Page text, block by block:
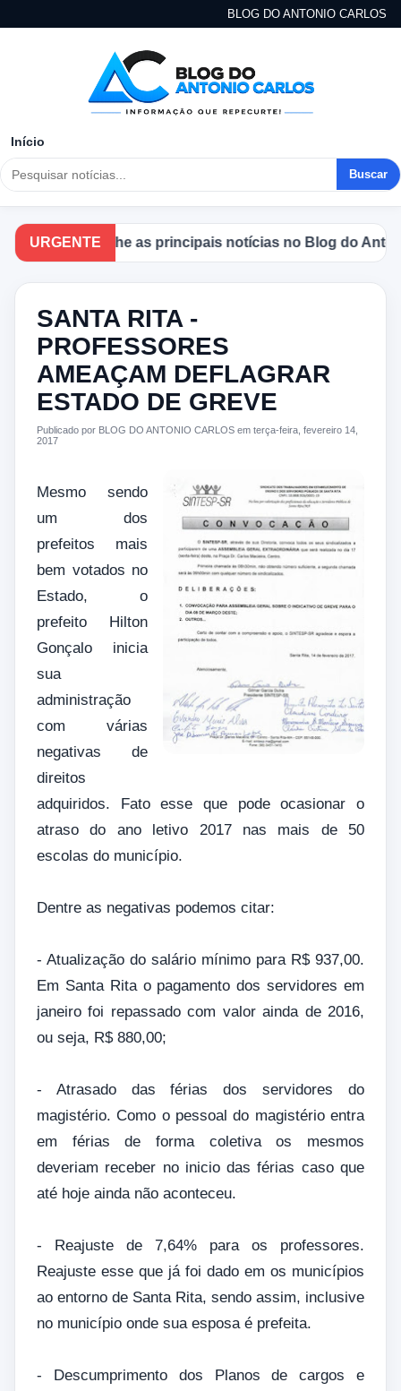
BLOG DO ANTONIO CARLOS
Início
Buscar
URGENTE
Acompanhe as principais notícias no Blog do Antonio
SANTA RITA -
PROFESSORES
AMEAÇAM DEFLAGRAR
ESTADO DE GREVE
Publicado por BLOG DO ANTONIO CARLOS em terça-feira, fevereiro 14,
2017
Mesmo sendo
um dos
prefeitos mais
bem votados no
Estado, o
prefeito Hilton
Gonçalo inicia
sua
administração
com várias
negativas de
direitos
adquiridos. Fato esse que pode ocasionar o
atraso do ano letivo 2017 nas mais de 50
escolas do município.
Dentre as negativas podemos citar:
- Atualização do salário mínimo para R$ 937,00.
Em Santa Rita o pagamento dos servidores em
janeiro foi repassado com valor ainda de 2016,
ou seja, R$ 880,00;
- Atrasado das férias dos servidores do
magistério. Como o pessoal do magistério entra
em férias de forma coletiva os mesmos
deveriam receber no inicio das férias caso que
até hoje ainda não aconteceu.
- Reajuste de 7,64% para os professores.
Reajuste esse que já foi dado em os municípios
ao entorno de Santa Rita, sendo assim, inclusive
no município onde sua esposa é prefeita.
- Descumprimento dos Planos de cargos e